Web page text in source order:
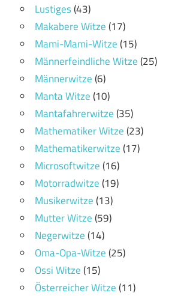
Lustiges(43)
Makabere Witze(17)
Mami-Mami-Witze(15)
Männerfeindliche Witze(25)
Männerwitze(6)
Manta Witze(10)
Mantafahrerwitze(35)
Mathematiker Witze(23)
Mathematikerwitze(17)
Microsoftwitze(16)
Motorradwitze(19)
Musikerwitze(13)
Mutter Witze(59)
Negerwitze(14)
Oma-Opa-Witze(25)
Ossi Witze(15)
Österreicher Witze(11)